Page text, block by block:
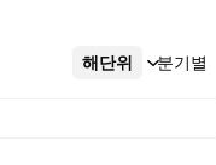
해단위 분기별
더보기